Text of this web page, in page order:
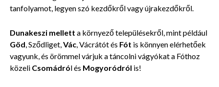
tanfolyamot, legyen szó kezdőkről vagy újrakezdőkről.
Dunakeszi mellett a környező településekről, mint például
Göd, Sződliget,Vác, Vácrátót és Fót is könnyen elérhetőek
vagyunk, és örömmel várjuk a táncolni vágyókat a Fóthoz
közeli Csomádról és Mogyoródról is!